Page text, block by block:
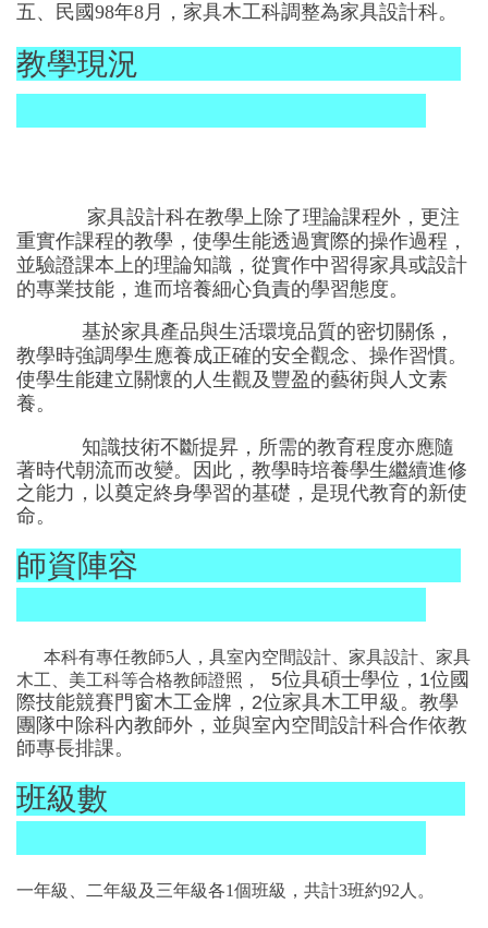
五、民國98年8月，家具木工科調整為家具設計科。
教學現況
家具設計科在教學上除了理論課程外，更注
重實作課程的教學，使學生能透過實際的操作過程，
並驗證課本上的理論知識，從實作中習得家具或設計
的專業技能，進而培養細心負責的學習態度。
基於家具產品與生活環境品質的密切關係，
教學時強調學生應養成正確的安全觀念、操作習慣。
使學生能建立關懷的人生觀及豐盈的藝術與人文素
養。
知識技術不斷提昇，所需的教育程度亦應隨
著時代朝流而改變。因此，教學時培養學生繼續進修
之能力，以奠定終身學習的基礎，是現代教育的新使
命。
師資陣容
本科有專任教師5人，具室內空間設計、家具設計、家具
木工、美工科等合格教師證照，
5位具碩士學位，1位國
際技能競賽門窗木工金牌，2位家具木工甲級。教學
團隊中除科內教師外，並與室內空間設計科合作依教
師專長排課。
班級數
一年級、二年級及三年級各1個班級，共計3班約92人。